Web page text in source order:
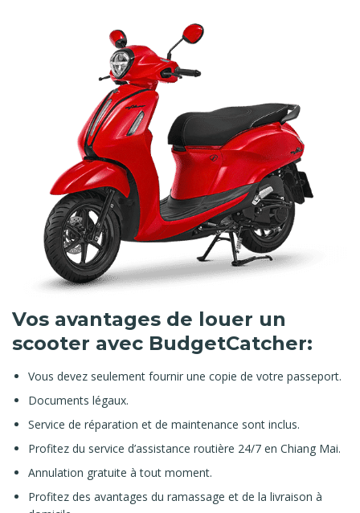
Vos avantages de louer un
scooter avec BudgetCatcher:
Vous devez seulement fournir une copie de votre passeport.
Documents légaux.
Service de réparation et de maintenance sont inclus.
Profitez du service d’assistance routière 24/7 en Chiang Mai.
Annulation gratuite à tout moment.
Profitez des avantages du ramassage et de la livraison à